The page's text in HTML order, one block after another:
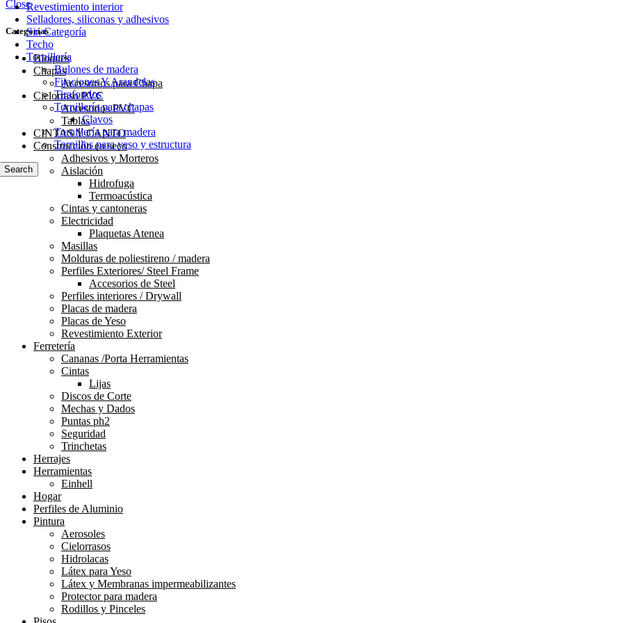
Revestimiento interior
Selladores, siliconas y adhesivos
Sin Categoría
Techo
Tornillería
Bulones de madera
Fijaciones Y Arandelas
Tirafondos
Tornillería para chapas
Clavos
Tornillería para madera
Tornillos para yeso y estructura
Search
Close
Categorías
Bloques
Chapas
Accesorios para Chapa
Cielorraso PVC
Accesorios PVC
Tablas
CINTAS Y CANTO
Construcción en seco
Adhesivos y Morteros
Aislación
Hidrofuga
Termoacústica
Cintas y cantoneras
Electricidad
Plaquetas Atenea
Masillas
Molduras de poliestireno / madera
Perfiles Exteriores/ Steel Frame
Accesorios de Steel
Perfiles interiores / Drywall
Placas de madera
Placas de Yeso
Revestimiento Exterior
Ferretería
Cananas /Porta Herramientas
Cintas
Lijas
Discos de Corte
Mechas y Dados
Puntas ph2
Seguridad
Trinchetas
Herrajes
Herramientas
Einhell
Hogar
Perfiles de Aluminio
Pintura
Aerosoles
Cielorrasos
Hidrolacas
Látex para Yeso
Látex y Membranas impermeabilizantes
Protector para madera
Rodillos y Pinceles